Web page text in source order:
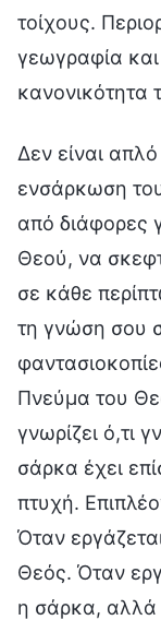
τοίχους.
γεωγραφία και
κανονικότητα
Δεν είναι
ενσάρκωση
από διάφορες
Θεού, να
σε κάθε
τη γνώση σου
Πνεύμα του
γνωρίζει ό,τι
σάρκα έχει
πτυχή.
Όταν
Θεός. Όταν
η σάρκα, αλλά